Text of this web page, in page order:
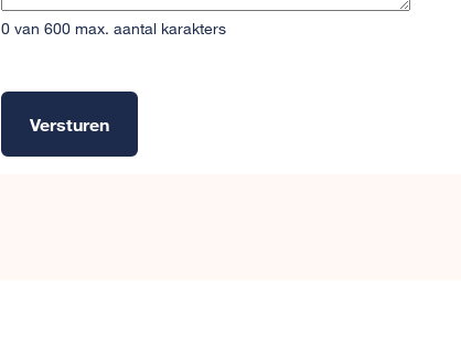
0 van 600 max. aantal karakters
Versturen